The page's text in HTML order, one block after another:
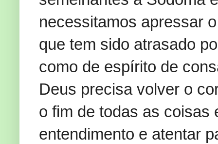
necessitamos apressar
que tem sido atrasado
como de espírito de
Deus precisa volver o
o fim de todas as coisas
entendimento e atentar